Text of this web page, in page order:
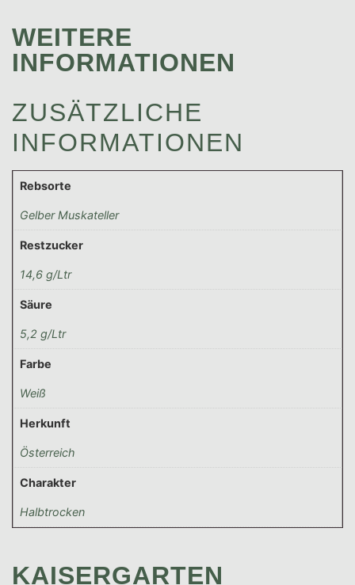
WEITERE
INFORMATIONEN
ZUSÄTZLICHE
INFORMATIONEN
Rebsorte
Gelber Muskateller
Restzucker
14,6 g/Ltr
Säure
5,2 g/Ltr
Farbe
Weiß
Herkunft
Österreich
Charakter
Halbtrocken
KAISERGARTEN